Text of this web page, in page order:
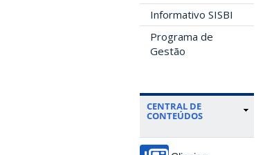
Informativo SISBI
Programa de
Gestão
CENTRAL DE
CONTEÚDOS